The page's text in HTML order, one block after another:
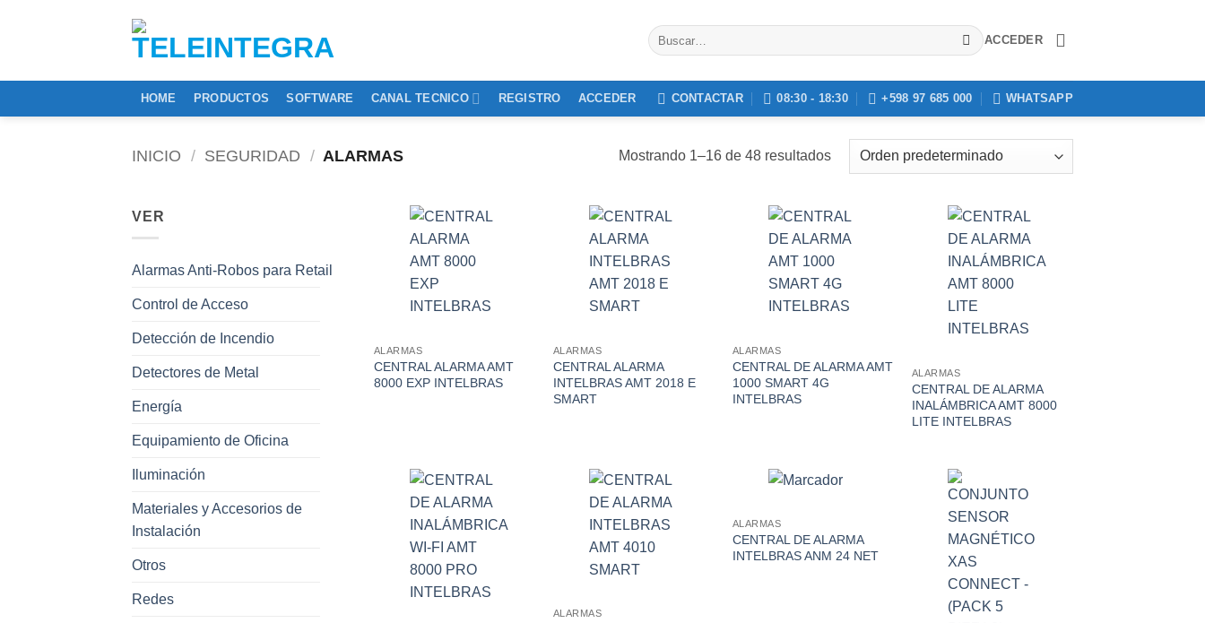
Buscar
por:
ACCEDER
HOME PRODUCTOS SOFTWARE CANAL TECNICO REGISTRO ACCEDER CONTACTAR 08:30 - 18:30 ‪+598 97 685 000 WHATSAPP
INICIO / SEGURIDAD / ALARMAS Mostrando 1–16 de 48 resultados
VER
Alarmas Anti-Robos para Retail
Control de Acceso
Detección de Incendio
Detectores de Metal
Energía
Equipamiento de Oficina
Iluminación
Materiales y Accesorios de
Instalación
Otros
Redes
ALARMAS
CENTRAL ALARMA AMT
8000 EXP INTELBRAS
ALARMAS
CENTRAL ALARMA
INTELBRAS AMT 2018 E
SMART
ALARMAS
CENTRAL DE ALARMA AMT
1000 SMART 4G
INTELBRAS
ALARMAS
CENTRAL DE ALARMA
INALÁMBRICA AMT 8000
LITE INTELBRAS
ALARMAS
ALARMAS
CENTRAL DE ALARMA
INTELBRAS ANM 24 NET